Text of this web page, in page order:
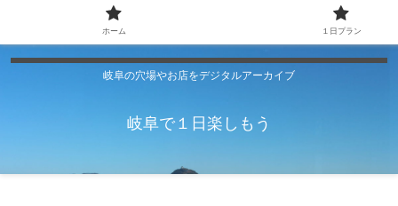
岐阜の穴場やお店をデジタルアーカイブ
岐阜で１日楽しもう
ホーム １日プラン